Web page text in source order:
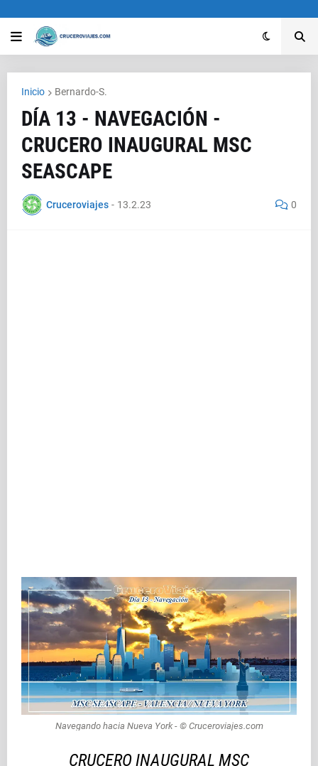
Inicio Bernardo-S.
DÍA 13 - NAVEGACIÓN -
CRUCERO INAUGURAL MSC
SEASCAPE
Cruceroviajes - 13.2.23 0
Navegando hacia Nueva York - © Cruceroviajes.com
CRUCERO INAUGURAL MSC